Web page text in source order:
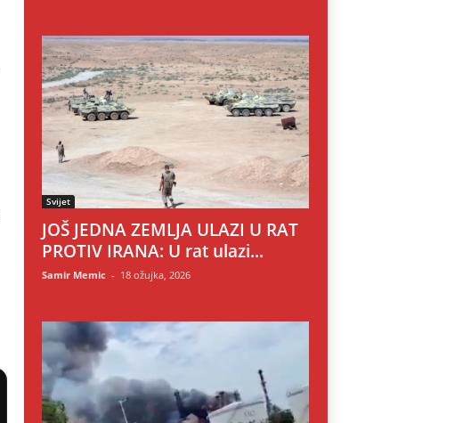
Svijet
JOŠ JEDNA ZEMLJA ULAZI U RAT
PROTIV IRANA: U rat ulazi...
Samir Memic - 18 ožujka, 2026